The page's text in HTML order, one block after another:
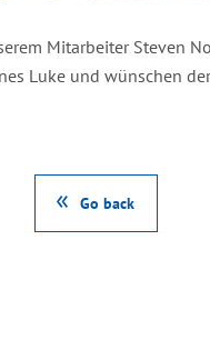
Mitarbeiter Steven
Luke und wünschen
Go back